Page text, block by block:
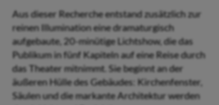
Aus dieser Recherche entstand zusätzlich zur
reinen Illumination eine dramaturgisch
aufgebaute, 20-minütige Lichtshow, die das
Publikum in fünf Kapiteln auf eine Reise durch
das Theater mitnimmt. Sie beginnt an der
äußeren Hülle des Gebäudes: Kirchenfenster,
Säulen und die markante Architektur werden